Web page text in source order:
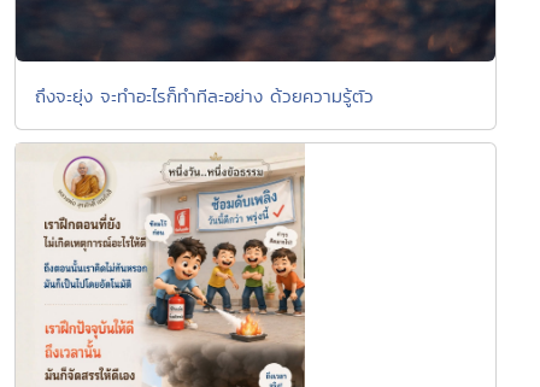
ถึงจะยุ่ง จะทำอะไรก็ทำทีละอย่าง ด้วยความรู้ตัว